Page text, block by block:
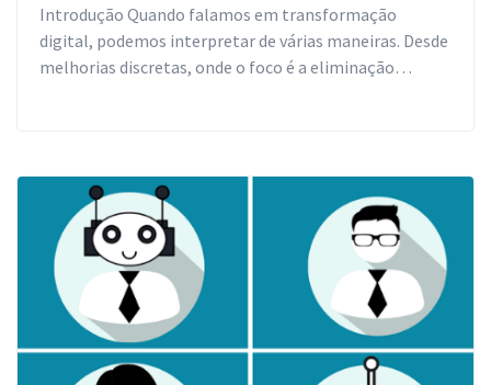
Introdução Quando falamos em transformação
digital, podemos interpretar de várias maneiras. Desde
melhorias discretas, onde o foco é a eliminação…